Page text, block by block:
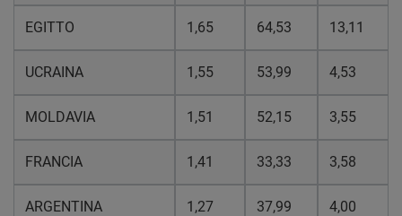
EGITTO 1,65 64,53 13,11
UCRAINA 1,55 53,99 4,53
MOLDAVIA 1,51 52,15 3,55
FRANCIA 1,41 33,33 3,58
ARGENTINA 1,27 37,99 4,00